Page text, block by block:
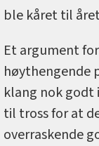
ble kåret til
Et argument
høythengende
klang nok godt
til tross for at
overraskende